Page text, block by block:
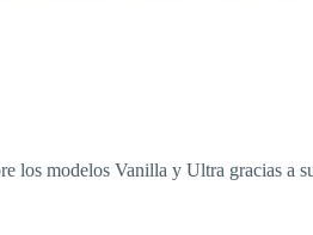
los modelos Vanilla y Ultra gracias a